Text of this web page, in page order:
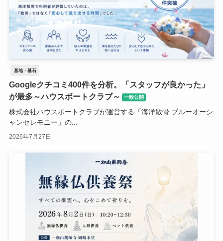
墓地・墓石
Googleクチコミ400件を分析。「スタッフが良かった」
が最多～ハウスボートクラブ～
一般公開
株式会社ハウスボートクラブが運営する「海洋散骨 ブルーオーシ
ャンセレモニー」の...
2026年7月27日